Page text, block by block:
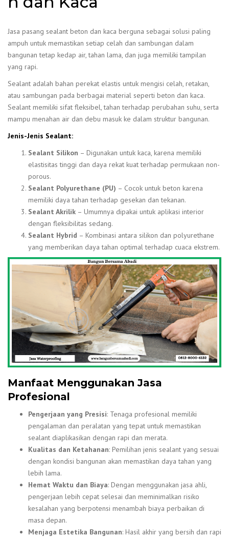
Jasa pasang sealant beton dan kaca berguna sebagai solusi paling
ampuh untuk memastikan setiap celah dan sambungan dalam
bangunan tetap kedap air, tahan lama, dan juga memiliki tampilan
yang rapi.
Sealant adalah bahan perekat elastis untuk mengisi celah, retakan,
atau sambungan pada berbagai material seperti beton dan kaca.
Sealant memiliki sifat fleksibel, tahan terhadap perubahan suhu, serta
mampu menahan air dan debu masuk ke dalam struktur bangunan.
Jenis-Jenis Sealant:
Sealant Silikon – Digunakan untuk kaca, karena memiliki
elastisitas tinggi dan daya rekat kuat terhadap permukaan non-
porous.
Sealant Polyurethane (PU) – Cocok untuk beton karena
memiliki daya tahan terhadap gesekan dan tekanan.
Sealant Akrilik – Umumnya dipakai untuk aplikasi interior
dengan fleksibilitas sedang.
Sealant Hybrid – Kombinasi antara silikon dan polyurethane
yang memberikan daya tahan optimal terhadap cuaca ekstrem.
Manfaat Menggunakan Jasa
Profesional
Pengerjaan yang Presisi: Tenaga profesional memiliki
pengalaman dan peralatan yang tepat untuk memastikan
sealant diaplikasikan dengan rapi dan merata.
Kualitas dan Ketahanan: Pemilihan jenis sealant yang sesuai
dengan kondisi bangunan akan memastikan daya tahan yang
lebih lama.
Hemat Waktu dan Biaya: Dengan menggunakan jasa ahli,
pengerjaan lebih cepat selesai dan meminimalkan risiko
kesalahan yang berpotensi menambah biaya perbaikan di
masa depan.
Menjaga Estetika Bangunan: Hasil akhir yang bersih dan rapi